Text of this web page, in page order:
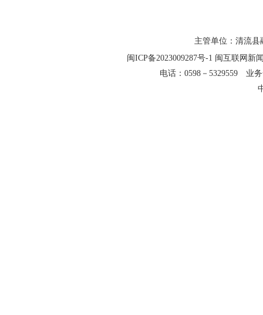
主管单位：清流县
闽ICP备2023009287号-1 闽互联网新
电话：0598－5329559 业